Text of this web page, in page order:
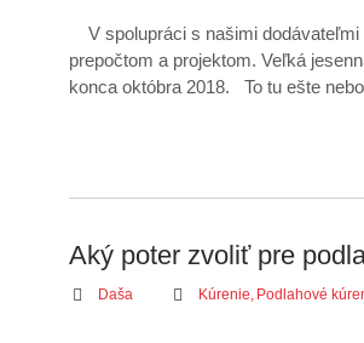
V spolupráci s našimi dodávateľmi
prepočtom a projektom. Veľká
konca októbra 2018. To tu ešte
Aký poter zvoliť pre
Daša Kúrenie Podlahové